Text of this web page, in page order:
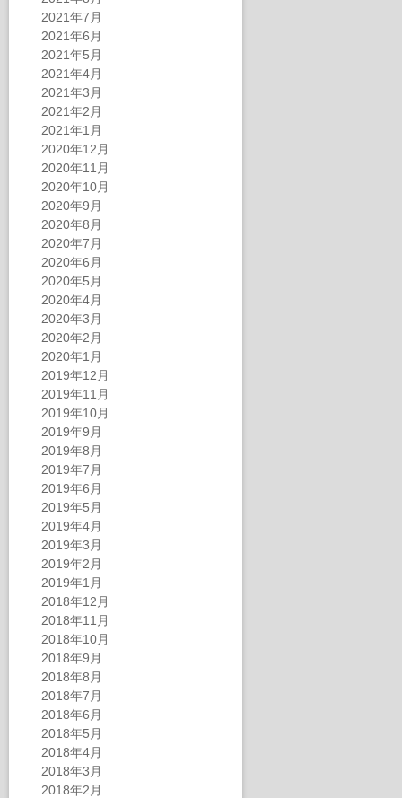
2021年7月
2021年6月
2021年5月
2021年4月
2021年3月
2021年2月
2021年1月
2020年12月
2020年11月
2020年10月
2020年9月
2020年8月
2020年7月
2020年6月
2020年5月
2020年4月
2020年3月
2020年2月
2020年1月
2019年12月
2019年11月
2019年10月
2019年9月
2019年8月
2019年7月
2019年6月
2019年5月
2019年4月
2019年3月
2019年2月
2019年1月
2018年12月
2018年11月
2018年10月
2018年9月
2018年8月
2018年7月
2018年6月
2018年5月
2018年4月
2018年3月
2018年2月